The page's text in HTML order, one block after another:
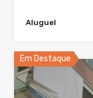
Aluguel
Em Destaque